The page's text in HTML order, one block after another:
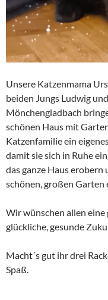
Unsere Katzenmama
beiden Jungs Ludwig
Mönchengladbach
schönen Haus mit
Katzenfamilie ein
damit sie sich in Ruhe
das ganze Haus erobern
schönen, großen Garten
Wir wünschen allen
glückliche, gesunde
Macht´s gut ihr drei
Spaß.